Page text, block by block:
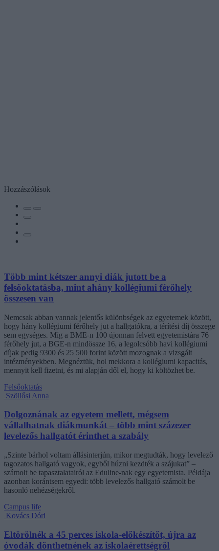
Hozzászólások
Több mint kétszer annyi diák jutott be a
felsőoktatásba, mint ahány kollégiumi férőhely
összesen van
Nemcsak abban vannak jelentős különbségek az egyetemek között,
hogy hány kollégiumi férőhely jut a hallgatókra, a térítési díj összege
sem egységes. Míg a BME-n 100 újonnan felvett egyetemistára 76
férőhely jut, a BGE-n mindössze 16, a legolcsóbb havi kollégiumi
díjak pedig 9300 és 25 500 forint között mozognak a vizsgált
intézményekben. Megnéztük, hol mekkora a kollégiumi kapacitás,
mennyit kell fizetni, és mi alapján dől el, hogy ki költözhet be.
Felsőoktatás
Szöllősi Anna
Dolgoznának az egyetem mellett, mégsem
vállalhatnak diákmunkát – több mint százezer
levelezős hallgatót érinthet a szabály
„Szinte bárhol voltam állásinterjún, mikor megtudták, hogy levelező
tagozatos hallgató vagyok, egyből húzni kezdték a szájukat” –
számolt be tapasztalatairól az Eduline-nak egy egyetemista. Példája
azonban korántsem egyedi: több levelezős hallgató számolt be
hasonló nehézségekről.
Campus life
Kovács Dóri
Eltörölnék a 45 perces iskola-előkészítőt, újra az
óvodák dönthetnének az iskolaérettségről